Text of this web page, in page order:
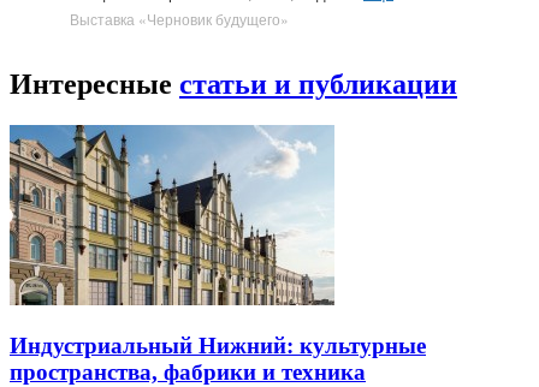
Выставка «Черновик будущего»
Интересные статьи и публикации
Индустриальный Нижний: культурные
пространства, фабрики и техника